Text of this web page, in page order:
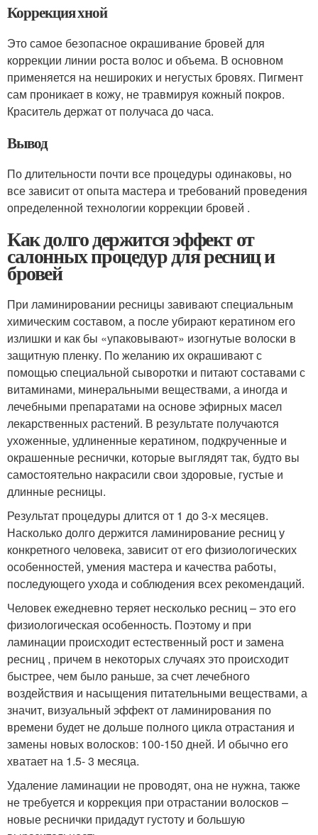
Коррекция хной
Это самое безопасное окрашивание бровей для
коррекции линии роста волос и объема. В основном
применяется на нешироких и негустых бровях. Пигмент
сам проникает в кожу, не травмируя кожный покров.
Краситель держат от получаса до часа.
Вывод
По длительности почти все процедуры одинаковы, но
все зависит от опыта мастера и требований проведения
определенной технологии коррекции бровей .
Как долго держится эффект от
салонных процедур для ресниц и
бровей
При ламинировании ресницы завивают специальным
химическим составом, а после убирают кератином его
излишки и как бы «упаковывают» изогнутые волоски в
защитную пленку. По желанию их окрашивают с
помощью специальной сыворотки и питают составами с
витаминами, минеральными веществами, а иногда и
лечебными препаратами на основе эфирных масел
лекарственных растений. В результате получаются
ухоженные, удлиненные кератином, подкрученные и
окрашенные реснички, которые выглядят так, будто вы
самостоятельно накрасили свои здоровые, густые и
длинные ресницы.
Результат процедуры длится от 1 до 3-х месяцев.
Насколько долго держится ламинирование ресниц у
конкретного человека, зависит от его физиологических
особенностей, умения мастера и качества работы,
последующего ухода и соблюдения всех рекомендаций.
Человек ежедневно теряет несколько ресниц – это его
физиологическая особенность. Поэтому и при
ламинации происходит естественный рост и замена
ресниц , причем в некоторых случаях это происходит
быстрее, чем было раньше, за счет лечебного
воздействия и насыщения питательными веществами, а
значит, визуальный эффект от ламинирования по
времени будет не дольше полного цикла отрастания и
замены новых волосков: 100-150 дней. И обычно его
хватает на 1.5- 3 месяца.
Удаление ламинации не проводят, она не нужна, также
не требуется и коррекция при отрастании волосков –
новые реснички придадут густоту и большую